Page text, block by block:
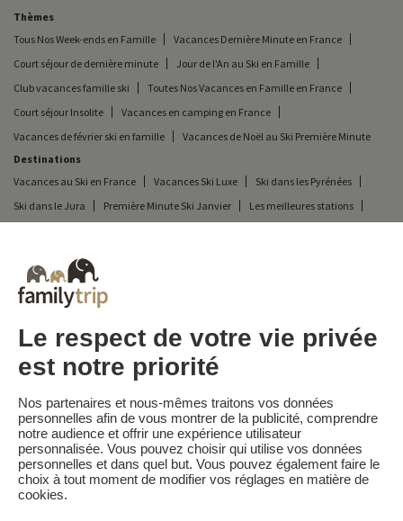
Thèmes
Tous Nos Week-ends en Famille
Vacances Dernière Minute en France
Court séjour de dernière minute
Jour de l'An au Ski en Famille
Club vacances famille ski
Toutes Nos Vacances en Famille en France
Court séjour Insolite
Vacances en camping en France
Vacances de février ski en famille
Vacances de Noël au Ski Première Minute
Destinations
Vacances au Ski en France
Vacances Ski Luxe
Ski dans les Pyrénées
Ski dans le Jura
Première Minute Ski Janvier
Les meilleures stations
Ski Famille Nombreuse
Ski dans les Vosges
Ski avec Clubs enfants
week-end ski en famille ski en famille pas cher
Familytrip
Qui sommes-nous?
CGV et Charte de Confidentialité
La Presse parle de nous
Partenaires FAQ Blog Plan du site
Paiement sécurisé Réalisé par Sooyoos
Le respect de votre vie privée
est notre priorité
Nos partenaires et nous-mêmes traitons vos données
personnelles afin de vous montrer de la publicité, comprendre
notre audience et offrir une expérience utilisateur
personnalisée. Vous pouvez choisir qui utilise vos données
personnelles et dans quel but. Vous pouvez également faire le
choix à tout moment de modifier vos réglages en matière de
cookies.